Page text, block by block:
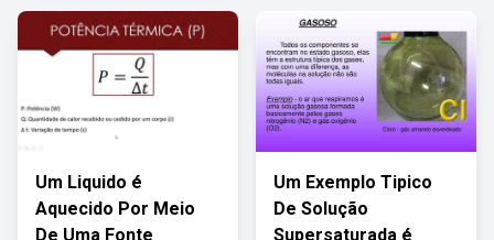
Um Liquido é
Aquecido Por Meio
De Uma Fonte
Um Exemplo Tipico
De Solução
Supersaturada é